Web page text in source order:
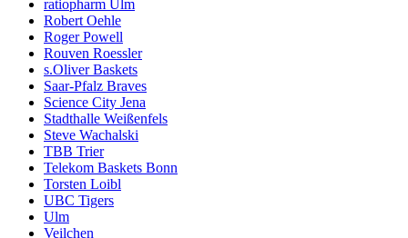
ratiopharm Ulm
Robert Oehle
Roger Powell
Rouven Roessler
s.Oliver Baskets
Saar-Pfalz Braves
Science City Jena
Stadthalle Weißenfels
Steve Wachalski
TBB Trier
Telekom Baskets Bonn
Torsten Loibl
UBC Tigers
Ulm
Veilchen